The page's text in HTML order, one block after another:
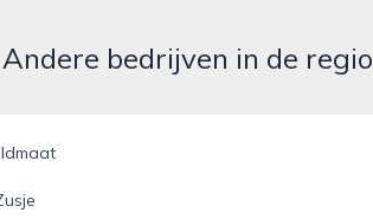
Andere bedrijven in de regio